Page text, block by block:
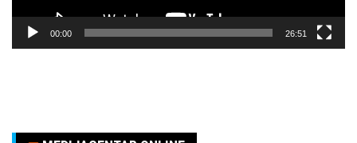
00:00 26:51